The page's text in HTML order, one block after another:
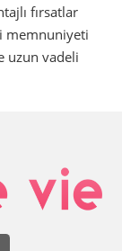
fırsatlar
memnuniyeti
uzun vadeli